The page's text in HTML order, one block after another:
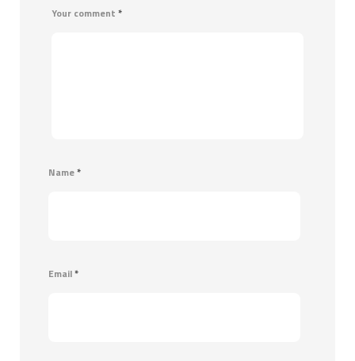
Your comment *
Name*
Email*